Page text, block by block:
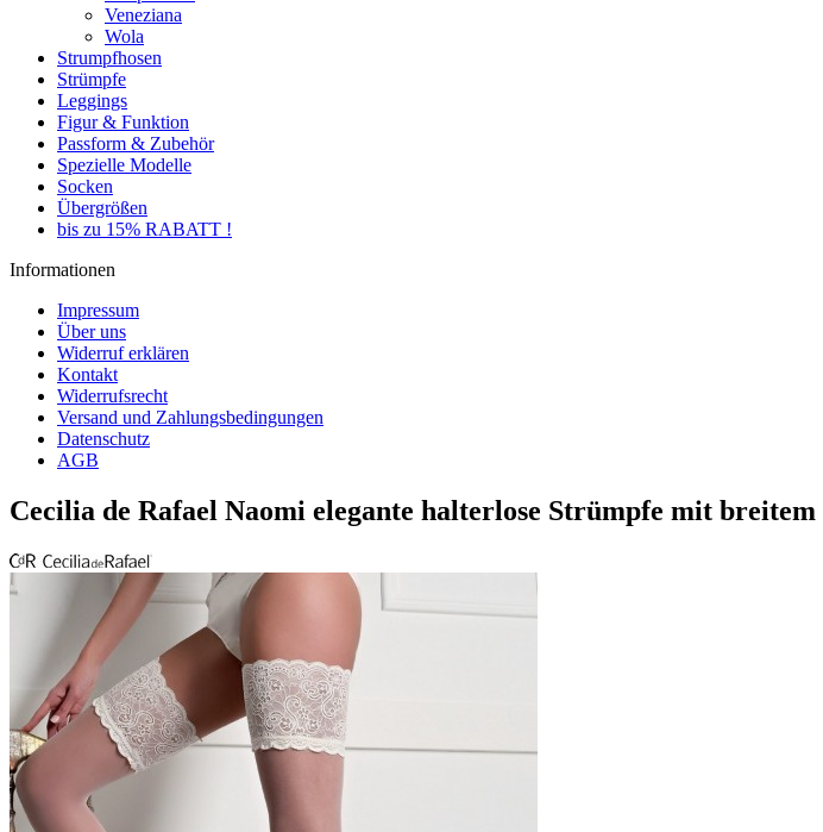
Veneziana
Wola
Strumpfhosen
Strümpfe
Leggings
Figur & Funktion
Passform & Zubehör
Spezielle Modelle
Socken
Übergrößen
bis zu 15% RABATT !
Informationen
Impressum
Über uns
Widerruf erklären
Kontakt
Widerrufsrecht
Versand und Zahlungsbedingungen
Datenschutz
AGB
Cecilia de Rafael Naomi elegante halterlose Strümpfe mit